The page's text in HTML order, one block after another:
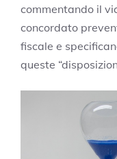
commentando il
concordato
fiscale e
queste